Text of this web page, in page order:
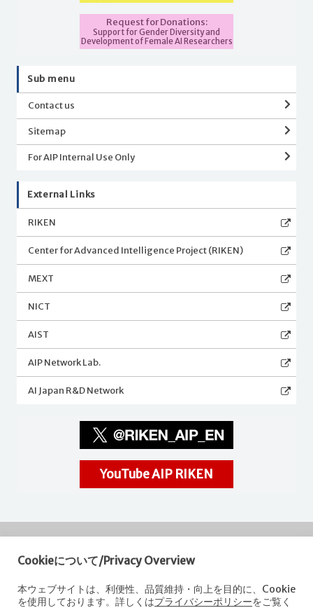
Request for Donations:
Support for Gender Diversity and
Development of Female AI Researchers
Sub menu
Contact us
Sitemap
For AIP Internal Use Only
External Links
RIKEN
Center for Advanced Intelligence Project (RIKEN)
MEXT
NICT
AIST
AIP Network Lab.
AI Japan R&D Network
YouTube AIP RIKEN
RIKEN
Center for Advanced Intelligence Project
Cookieについて/Privacy Overview
本ウェブサイトは、利便性、品質維持・向上を目的に、Cookie
を使用しております。詳しくはプライバシーポリシーをご覧く